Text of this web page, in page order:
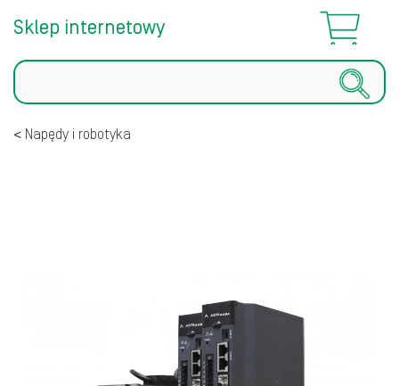
Sklep internetowy
Szukaj
Napędy i robotyka